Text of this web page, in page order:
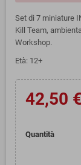
Set di 7 miniature
Kill Team,
Workshop.
Età: 12+
42,50 €
Quantità